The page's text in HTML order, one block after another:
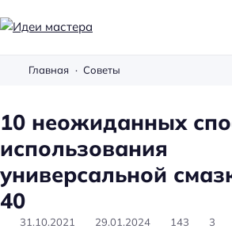
м
с
т
е
Главная Советы
10 неожиданных
использования
универсальной
40
31.10.2021 29.01.2024 143 3